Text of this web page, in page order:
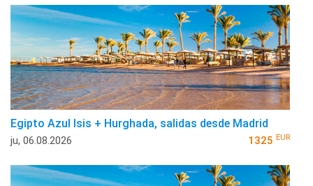
Egipto Azul Isis + Hurghada, salidas desde Madrid
ju, 06.08.2026 1325 EUR